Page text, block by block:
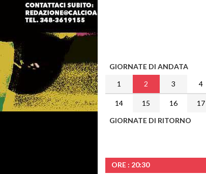
GIORNATE DI ANDATA
1
2 3 4
14 15 16 17
GIORNATE DI RITORNO
ORE : 20:30